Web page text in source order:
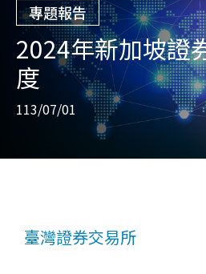
專題報告
2024年新加坡證
度
113/07/01
臺灣證券交易所